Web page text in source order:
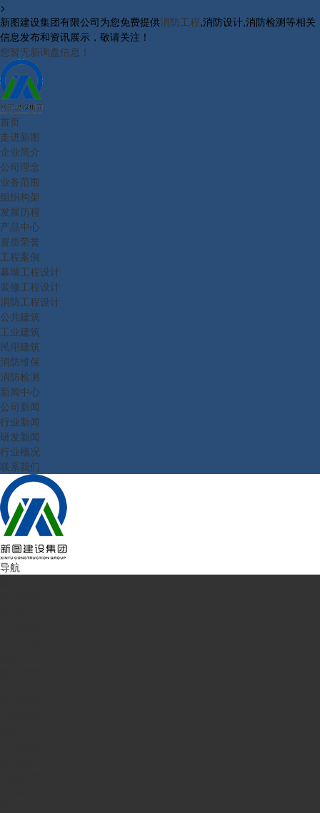
>
新图建设集团有限公司为您免费提供消防工程,消防设计,消防检测等相关
信息发布和资讯展示，敬请关注！
您暂无新询盘信息！
首页
走进新图
企业简介
公司理念
业务范围
组织构架
发展历程
产品中心
资质荣誉
工程案例
幕墙工程设计
装修工程设计
消防工程设计
公共建筑
工业建筑
民用建筑
消防维保
消防检测
新闻中心
公司新闻
行业新闻
研发新闻
行业概况
联系我们
导航